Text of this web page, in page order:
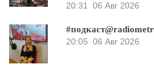
20:31
06 Авг 2026
20:05 06 Авг 2026